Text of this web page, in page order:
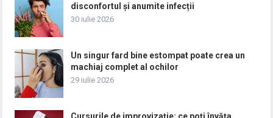
disconfortul și anumite infecții
30 iulie 2026
Un singur fard bine estompat poate crea un
machiaj complet al ochilor
29 iulie 2026